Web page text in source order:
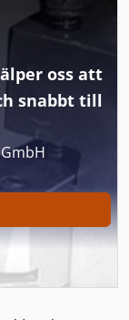
oss att
snabbt till